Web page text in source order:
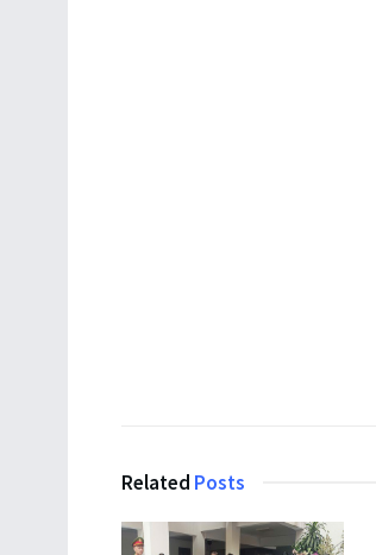
Related Posts